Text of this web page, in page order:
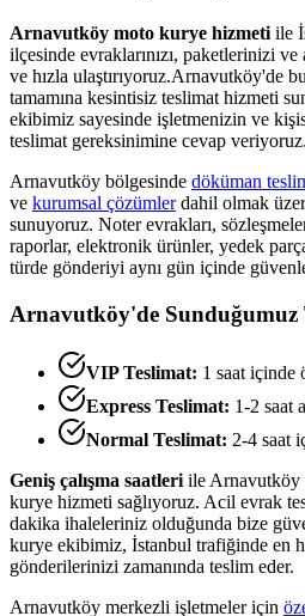
Arnavutköy moto kurye hizmeti ile
ilçesinde evraklarınızı, paketlerinizi
ve hızla ulaştırıyoruz.Arnavutköy'de
tamamına kesintisiz teslimat hizmeti
ekibimiz sayesinde işletmenizin ve
teslimat gereksinimine cevap veriyoruz.
Arnavutköy bölgesinde döküman
ve kurumsal çözümlerdahil olmak
sunuyoruz. Noter evrakları,
raporlar, elektronik ürünler, yedek
türde gönderiyi aynı gün içinde
Arnavutköy'de Sunduğumuz
VIP Teslimat: 1 saat içinde
Express Teslimat: 1-2 saat
Normal Teslimat: 2-4 saat
Geniş çalışma saatleri ile Arnavutköy
kurye hizmeti sağlıyoruz. Acil evrak
dakika ihaleleriniz olduğunda bize
kurye ekibimiz, İstanbul trafiğinde en
gönderilerinizi zamanında teslim eder.
Arnavutköy merkezli işletmeler için